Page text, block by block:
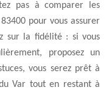
pas à comparer les
pour vous assurer
sur la fidélité : si vous
proposez un
vous serez prêt à
Var tout en restant à